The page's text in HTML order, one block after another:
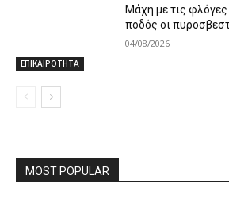
ΕΠΙΚΑΙΡΟΤΗΤΑ
Μάχη με τις
ποδός οι
04/08/2026
MOST POPULAR